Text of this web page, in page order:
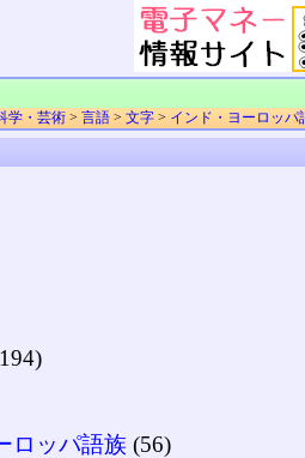
学・芸術 > 言語 > 文字 > インド・ヨーロッパ
ロッパ語族 (56)